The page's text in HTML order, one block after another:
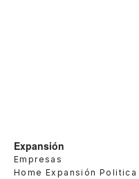
Expansión
Empresas
Home Expansión Politica